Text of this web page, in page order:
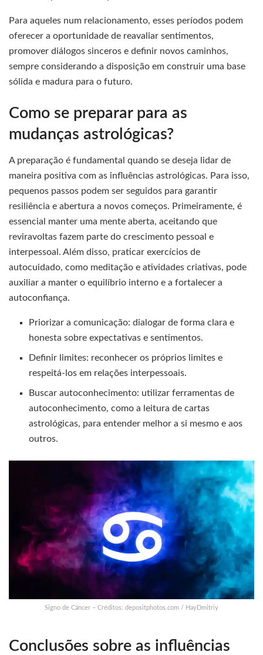
Para aqueles num relacionamento, esses períodos podem
oferecer a oportunidade de reavaliar sentimentos,
promover diálogos sinceros e definir novos caminhos,
sempre considerando a disposição em construir uma base
sólida e madura para o futuro.
Como se preparar para as
mudanças astrológicas?
A preparação é fundamental quando se deseja lidar de
maneira positiva com as influências astrológicas. Para isso,
pequenos passos podem ser seguidos para garantir
resiliência e abertura a novos começos. Primeiramente, é
essencial manter uma mente aberta, aceitando que
reviravoltas fazem parte do crescimento pessoal e
interpessoal. Além disso, praticar exercícios de
autocuidado, como meditação e atividades criativas, pode
auxiliar a manter o equilíbrio interno e a fortalecer a
autoconfiança.
Priorizar a comunicação: dialogar de forma clara e
honesta sobre expectativas e sentimentos.
Definir limites: reconhecer os próprios limites e
respeitá-los em relações interpessoais.
Buscar autoconhecimento: utilizar ferramentas de
autoconhecimento, como a leitura de cartas
astrológicas, para entender melhor a si mesmo e aos
outros.
Signo de Câncer – Créditos: depositphotos.com / HayDmitriy
Conclusões sobre as influências